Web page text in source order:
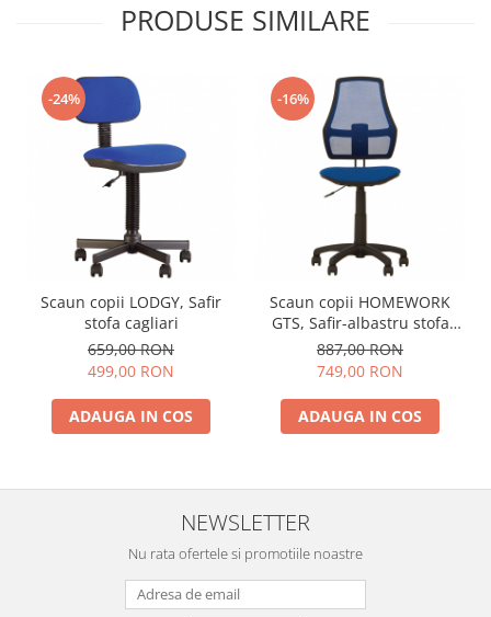
PRODUSE SIMILARE
-24%
Scaun copii LODGY, Safir
stofa cagliari
659,00 RON
499,00 RON
ADAUGA IN COS
-16%
Scaun copii HOMEWORK
GTS, Safir-albastru stofa
cagliari
887,00 RON
749,00 RON
ADAUGA IN COS
NEWSLETTER
Nu rata ofertele si promotiile noastre